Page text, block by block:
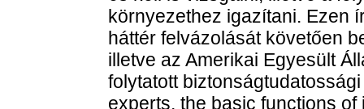
környezethez igazítani. Ezen
háttér felvázolását követően
illetve az Amerikai Egyesült
folytatott
experts, the basic functions